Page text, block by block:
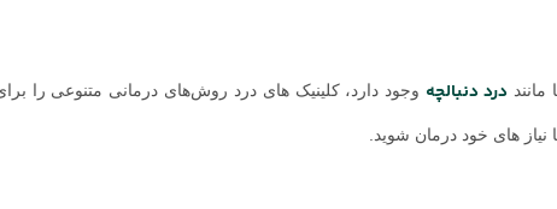
درد دنبالچه وجود دارد، کلینیک‌ های درد روش‌های درمانی متنوعی را
های خود درمان شوید.